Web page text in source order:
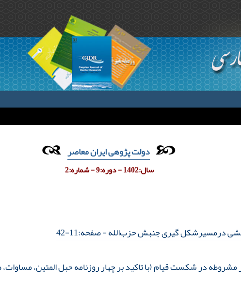
دولت پژوهی ایران معاصر
سال:1402 - دوره:9 - شماره:2
بخشی درمسیرشکل‌ گیری جنبش حزب‌الله- صفحه:11-42
در شکست قیام (با تاکید بر چهار روزنامه حبل المتین،